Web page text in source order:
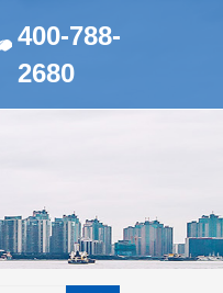
400-788-
2680